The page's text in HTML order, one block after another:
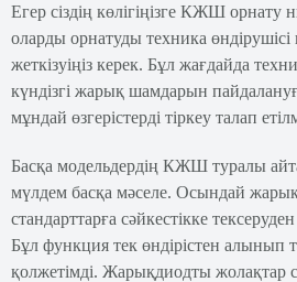
Егер сіздің көлігіңізге КЖШ орнату
оларды орнатуды техника
жеткізуіңіз керек. Бұл жағдайда
күндізгі жарық шамдарын
мұндай өзгерістерді тіркеу талап
Басқа модельдердің КЖШ туралы
мүлдем басқа мәселе. Осындай жарық
стандарттарға сәйкестікке
Бұл функция тек өндірістен алынып
қолжетімді. Жарықдиодты жолақтар